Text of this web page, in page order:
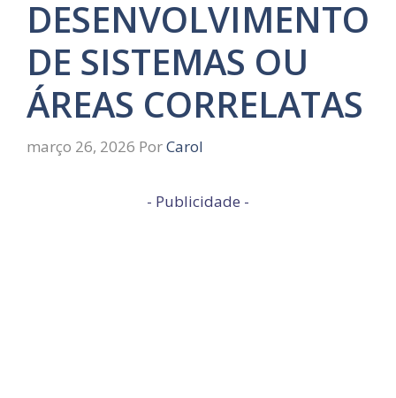
DESENVOLVIMENTO
DE SISTEMAS OU
ÁREAS CORRELATAS
março 26, 2026 PorCarol
- Publicidade -